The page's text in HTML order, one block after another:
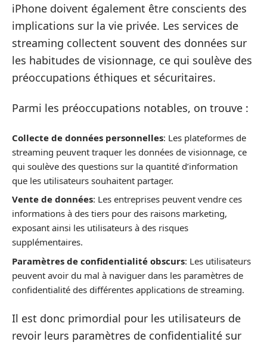
iPhone doivent également être conscients des
implications sur la vie privée. Les services de
streaming collectent souvent des données sur
les habitudes de visionnage, ce qui soulève des
préoccupations éthiques et sécuritaires.
Parmi les préoccupations notables, on trouve :
Collecte de données personnelles: Les plateformes de
streaming peuvent traquer les données de visionnage, ce
qui soulève des questions sur la quantité d’information
que les utilisateurs souhaitent partager.
Vente de données: Les entreprises peuvent vendre ces
informations à des tiers pour des raisons marketing,
exposant ainsi les utilisateurs à des risques
supplémentaires.
Paramètres de confidentialité obscurs: Les utilisateurs
peuvent avoir du mal à naviguer dans les paramètres de
confidentialité des différentes applications de streaming.
Il est donc primordial pour les utilisateurs de
revoir leurs paramètres de confidentialité sur